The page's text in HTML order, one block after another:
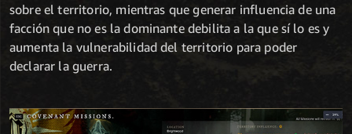
sobre el territorio, mientras que generar influencia de una
facción que no es la dominante debilita a la que sí lo es y
aumenta la vulnerabilidad del territorio para poder
declarar la guerra.